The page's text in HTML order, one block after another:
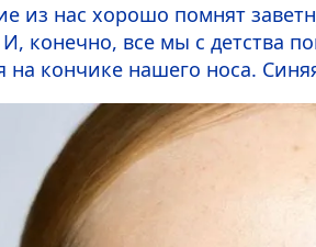
из нас хорошо помнят
конечно, все мы с детства
кончике нашего носа.